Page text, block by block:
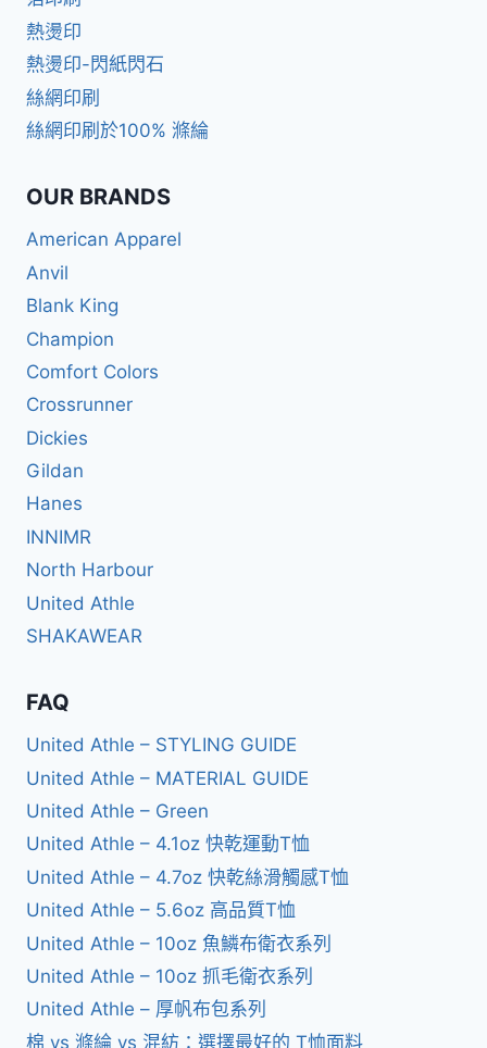
熱燙印
熱燙印-閃紙閃石
絲網印刷
絲網印刷於100% 滌綸
OUR BRANDS
American Apparel
Anvil
Blank King
Champion
Comfort Colors
Crossrunner
Dickies
Gildan
Hanes
INNIMR
North Harbour
United Athle
SHAKAWEAR
FAQ
United Athle – STYLING GUIDE
United Athle – MATERIAL GUIDE
United Athle – Green
United Athle – 4.1oz 快乾運動T恤
United Athle – 4.7oz 快乾絲滑觸感T恤
United Athle – 5.6oz 高品質T恤
United Athle – 10oz 魚鱗布衛衣系列
United Athle – 10oz 抓毛衛衣系列
United Athle – 厚帆布包系列
棉 vs 滌綸 vs 混紡：選擇最好的 T恤面料